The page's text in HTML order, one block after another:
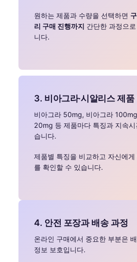
원하는 제품과 수량을 선택하면
리 구매 진행까지 간단한 과정으
니다.
3. 비아그라·시알리스 제품
비아그라 50mg, 비아그라
20mg 등 제품마다 특징과 지속시
습니다.
제품별 특징을 비교하고 자신에게
를 확인할 수 있습니다.
4. 안전 포장과 배송 과정
온라인 구매에서 중요한 부분은
정보 보호입니다.